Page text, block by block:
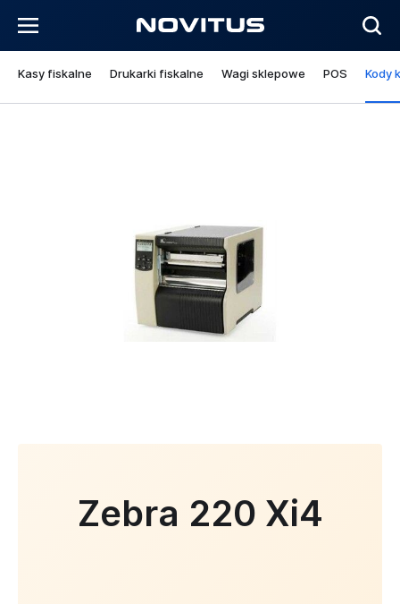
Kasy fiskalne Drukarki fiskalne Wagi sklepowe POS Kody
Zebra 220 Xi4